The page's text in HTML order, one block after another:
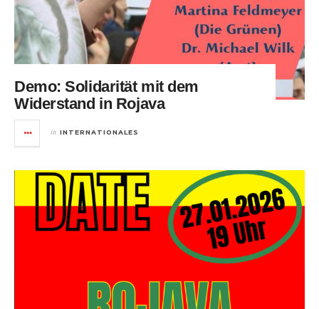
Demo: Solidarität mit dem
Widerstand in Rojava
in INTERNATIONALES